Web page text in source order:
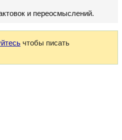
и переосмыслений.
чтобы писать